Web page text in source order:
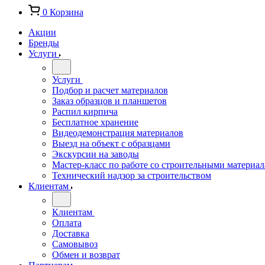
0 Корзина
Акции
Бренды
Услуги
Услуги
Подбор и расчет материалов
Заказ образцов и планшетов
Распил кирпича
Бесплатное хранение
Видеодемонстрация материалов
Выезд на объект с образцами
Экскурсии на заводы
Мастер-класс по работе со строительными
Технический надзор за строительством
Клиентам
Клиентам
Оплата
Доставка
Самовывоз
Обмен и возврат